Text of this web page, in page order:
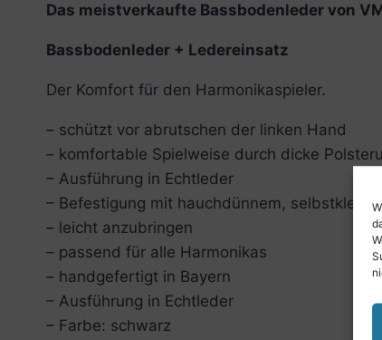
Das meistverkaufte Bassbodenleder von
Bassbodenleder + Ledereinsatz
Der Komfort für den Harmonikaspieler.
– schützt vor abrutschen der linken Hand
– komfortable Spielweise durch dicke
– Ausführung in Echtleder
– Befestigung mit hauchdünnem,
– leicht anzubringen
– passend für alle Harmonikas
– handgefertigt in Bayern
– Ausführung in Echtleder
– Farbe: schwarz